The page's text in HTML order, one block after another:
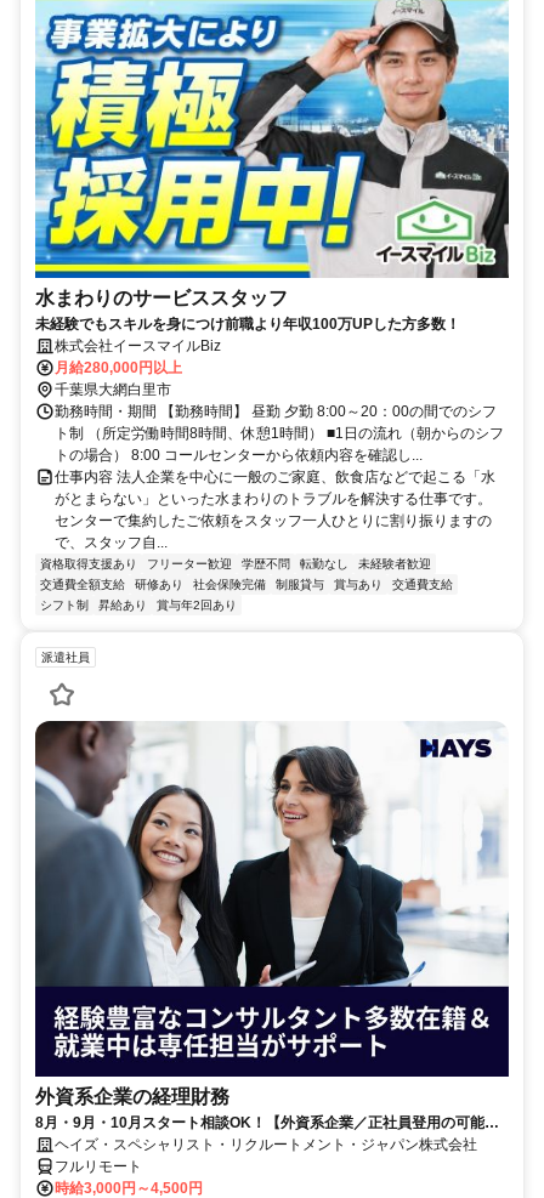
水まわりのサービススタッフ
未経験でもスキルを身につけ前職より年収100万UPした方多数！
株式会社イースマイルBiz
月給280,000円以上
千葉県大網白里市
勤務時間・期間 【勤務時間】 昼勤 夕勤 8:00～20：00の間でのシフ
ト制 （所定労働時間8時間、休憩1時間） ■1日の流れ（朝からのシフ
トの場合） 8:00 コールセンターから依頼内容を確認し...
仕事内容 法人企業を中心に一般のご家庭、飲食店などで起こる「水
がとまらない」といった水まわりのトラブルを解決する仕事です。
センターで集約したご依頼をスタッフ一人ひとりに割り振りますの
で、スタッフ自...
資格取得支援あり フリーター歓迎 学歴不問 転勤なし
未経験者歓迎
交通費全額支給
研修あり 社会保険完備 制服貸与 賞与あり
交通費支給
シフト制
昇給あり 賞与年2回あり
派遣社員
外資系企業の経理財務
8月・9月・10月スタート相談OK！【外資系企業／正社員登用の可能性
大／700万～800万／リモート勤務OK】経理財務
ヘイズ・スペシャリスト・リクルートメント・ジャパン株式会社
フルリモート
時給3,000円～4,500円